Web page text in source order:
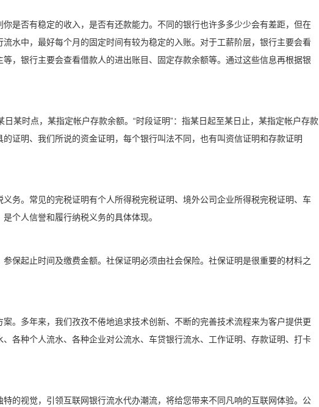
是否有稳定的收入，是否有还款能力。不同的银行也许多多少少会有差距，但在
水中，最好每个月的固定时间有较为稳定的入账。对于工薪阶层，银行主要会看
，银行主要会查看借款人的进出账目、固定存款余额等。通过这些信息再根据银
某时点，某指定帐户存款余额。“时段证明”：指某日起至某日止，某指定帐户存款
证明、我们所说的资金证明，每个银行叫法不同，也有叫资信证明和存款证明
务。常见的完税证明有个人所得税完税证明、境外公司企业所得税完税证明、车
个人信誉和履行纳税义务的具体体现。
保起止时间及缴费金额。社保证明必须由社会保险。社保证明是很重要的材料之
。多年来，我们孜孜不倦地追求技术创新、不断的完善技术流程来为客户提供更
各种个人流水、各种企业对公流水、车贷银行流水、工作证明、存款证明、打卡
的视觉，引领互联网银行流水代办潮流，将给您带来不同凡响的互联网体验。公